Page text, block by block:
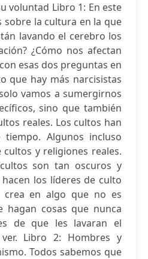
voluntad Libro 1: En este
sobre la cultura en la que
lavando el cerebro los
¿Cómo nos afectan
esas dos preguntas en
que hay más narcisistas
vamos a sumergirnos
sino que también
reales. Los cultos han
Algunos incluso
y religiones reales.
son tan oscuros y
los líderes de culto
crea en algo que no es
hagan cosas que nunca
de que les lavaran el
Libro 2: Hombres y
Todos sabemos que